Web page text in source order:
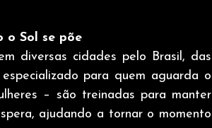
o Sol se põe
diversas cidades pelo Brasil, das
para quem aguarda o
– são treinadas para manter
ajudando a tornar o momento